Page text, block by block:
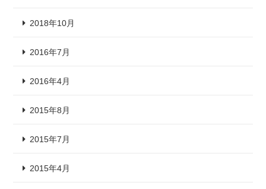
2018年10月
2016年7月
2016年4月
2015年8月
2015年7月
2015年4月